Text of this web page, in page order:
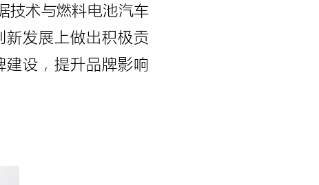
技术与燃料电池汽车
发展上做出积极贡
设，提升品牌影响